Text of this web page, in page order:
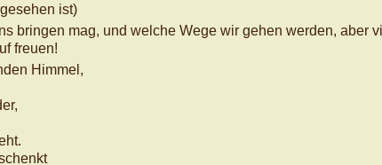
ist)
bringen mag, und welche Wege wir gehen werden, aber
freuen!
Himmel,